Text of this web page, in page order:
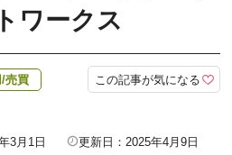
ワークス
売買 この記事が気になる
3月1日 更新日：2025年4月9日